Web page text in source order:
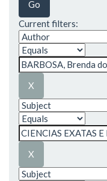
Current filters: